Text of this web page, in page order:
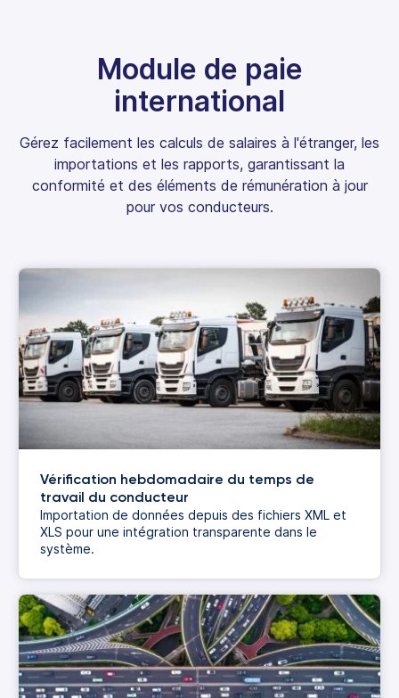
Module de paie
international
Gérez facilement les calculs de salaires à l'étranger, les
importations et les rapports, garantissant la
conformité et des éléments de rémunération à jour
pour vos conducteurs.
Vérification hebdomadaire du temps de
travail du conducteur
Importation de données depuis des fichiers XML et
XLS pour une intégration transparente dans le
système.